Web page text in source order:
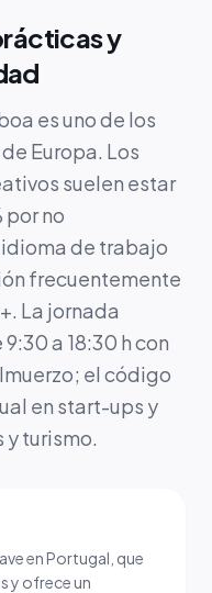
y
es uno de los
Europa. Los
suelen estar
por no
de trabajo
frecuentemente
La jornada
a 18:30 h con
el código
en start-ups y
y turismo.
en Portugal, que
y ofrece un